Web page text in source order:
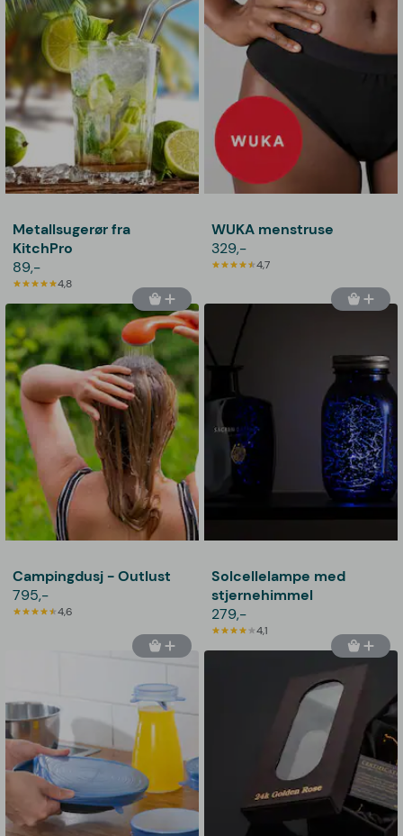
Metallsugerør fra
KitchPro
89,-
4,8
WUKA menstruse
329,-
4,7
Campingdusj - Outlust
795,-
4,6
Solcellelampe med
stjernehimmel
279,-
4,1